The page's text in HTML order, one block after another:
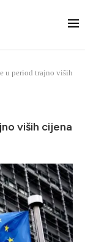
u period trajno viših
viših cijena